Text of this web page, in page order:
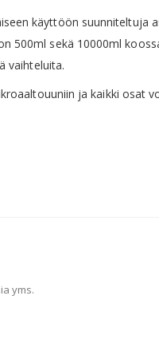
käyttöön suunniteltuja
500ml sekä 10000ml
vaihteluita.
ja kaikki osat
yms.